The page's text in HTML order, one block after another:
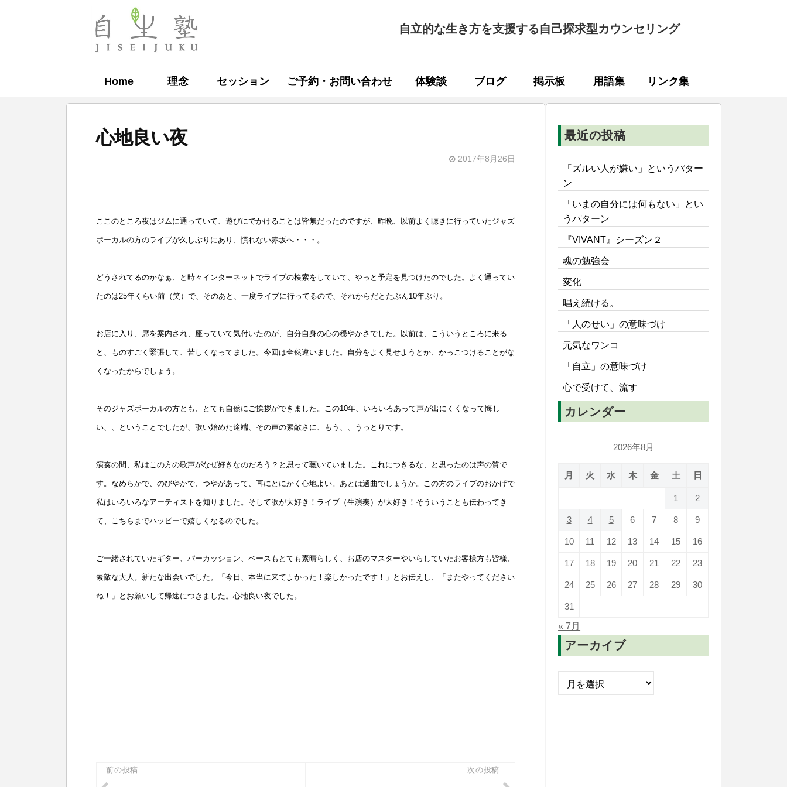
自
自立的な生き方を支援する自己探求型カウンセリング
Home 理念 セッション ご予約・お問い合わせ 体験談 ブログ 掲示板 用語集 リンク集
心地良い夜
2017年8月26日
生
塾
ここのところ夜はジムに通っていて、遊びにでかけることは皆無だったのですが、昨晩、以前よく聴きに行っていたジャズ
ボーカルの方のライブが久しぶりにあり、慣れない赤坂へ・・・。
どうされてるのかなぁ、と時々インターネットでライブの検索をしていて、やっと予定を見つけたのでした。よく通ってい
たのは25年くらい前（笑）で、そのあと、一度ライブに行ってるので、それからだとたぶん10年ぶり。
お店に入り、席を案内され、座っていて気付いたのが、自分自身の心の穏やかさでした。以前は、こういうところに来る
と、ものすごく緊張して、苦しくなってました。今回は全然違いました。自分をよく見せようとか、かっこつけることがな
くなったからでしょう。
そのジャズボーカルの方とも、とても自然にご挨拶ができました。この10年、いろいろあって声が出にくくなって悔し
い、、ということでしたが、歌い始めた途端、その声の素敵さに、もう、、うっとりです。
演奏の間、私はこの方の歌声がなぜ好きなのだろう？と思って聴いていました。これにつきるな、と思ったのは声の質で
す。なめらかで、のびやかで、つやがあって、耳にとにかく心地よい。あとは選曲でしょうか。この方のライブのおかげで
私はいろいろなアーティストを知りました。そして歌が大好き！ライブ（生演奏）が大好き！そういうことも伝わってき
て、こちらまでハッピーで嬉しくなるのでした。
ご一緒されていたギター、パーカッション、ベースもとても素晴らしく、お店のマスターやいらしていたお客様方も皆様、
素敵な大人。新たな出会いでした。「今日、本当に来てよかった！楽しかったです！」とお伝えし、「またやってください
ね！」とお願いして帰途につきました。心地良い夜でした。
投前の投稿 次の投稿
最近の投稿
「ズルい人が嫌い」というパター
ン
「いまの自分には何もない」とい
うパターン
『VIVANT』シーズン２
魂の勉強会
変化
唱え続ける。
「人のせい」の意味づけ
元気なワンコ
「自立」の意味づけ
心で受けて、流す
カレンダー
2026年8月
月 火 水 木 金 土 日
1 2
3 4 5 6 7 8 9
10 11 12 13 14 15 16
17 18 19 20 21 22 23
24 25 26 27 28 29 30
31
« 7月
アーカイブ
ー